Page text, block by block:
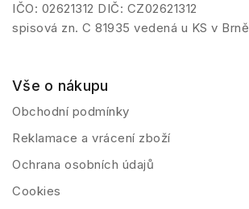
IČO: 02621312 DIČ: CZ02621312
spisová zn. C 81935 vedená u KS v Brně
Vše o nákupu
Obchodní podmínky
Reklamace a vrácení zboží
Ochrana osobních údajů
Cookies